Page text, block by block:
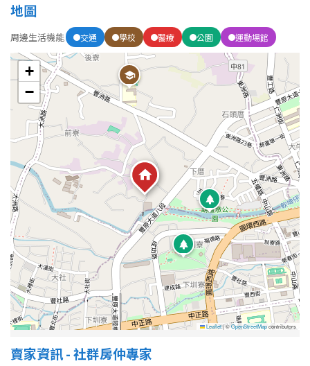
地圖
周邊生活機能 交通 學校 醫療 公園 運動場館
+
−
Leaflet|©OpenStreetMapcontributors
賣家資訊 - 社群房仲專家